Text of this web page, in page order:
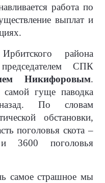
работа по
выплат и
района
СПК
Никифоровым.
самой гуще паводка
По словам
обстановки,
поголовья скота –
3600 поголовья
самое страшное мы